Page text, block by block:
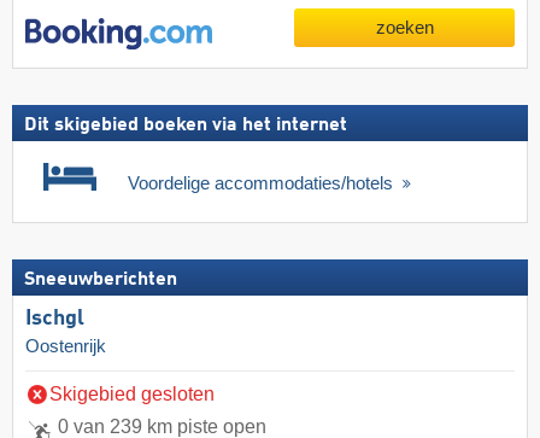
zoeken
Dit skigebied boeken via het internet
Voordelige accommodaties/hotels
Sneeuwberichten
Ischgl
Oostenrijk
Skigebied gesloten
0 van 239 km piste open